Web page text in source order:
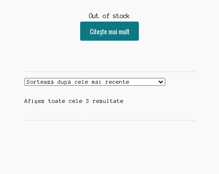
Out of stock
Citește mai mult
Afișez toate cele 3 rezultateSortat
cele